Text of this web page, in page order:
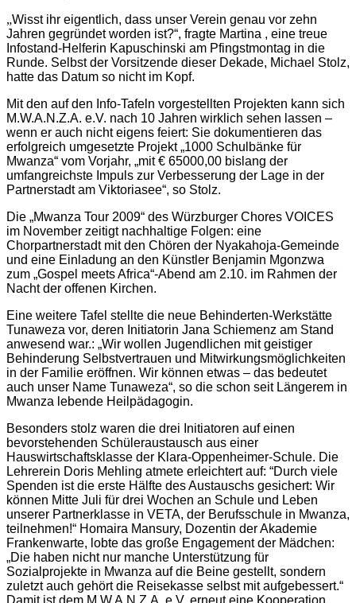
„Wisst ihr eigentlich, dass unser Verein genau vor zehn
Jahren gegründet worden ist?“, fragte Martina , eine treue
Infostand-Helferin Kapuschinski am Pfingstmontag in die
Runde. Selbst der Vorsitzende dieser Dekade, Michael Stolz,
hatte das Datum so nicht im Kopf.
Mit den auf den Info-Tafeln vorgestellten Projekten kann sich
M.W.A.N.Z.A. e.V. nach 10 Jahren wirklich sehen lassen –
wenn er auch nicht eigens feiert: Sie dokumentieren das
erfolgreich umgesetzte Projekt „1000 Schulbänke für
Mwanza“ vom Vorjahr, „mit € 65000,00 bislang der
umfangreichste Impuls zur Verbesserung der Lage in der
Partnerstadt am Viktoriasee“, so Stolz.
Die „Mwanza Tour 2009“ des Würzburger Chores VOICES
im November zeitigt nachhaltige Folgen: eine
Chorpartnerstadt mit den Chören der Nyakahoja-Gemeinde
und eine Einladung an den Künstler Benjamin Mgonzwa
zum „Gospel meets Africa“-Abend am 2.10. im Rahmen der
Nacht der offenen Kirchen.
Eine weitere Tafel stellte die neue Behinderten-Werkstätte
Tunaweza vor, deren Initiatorin Jana Schiemenz am Stand
anwesend war.: „Wir wollen Jugendlichen mit geistiger
Behinderung Selbstvertrauen und Mitwirkungsmöglichkeiten
in der Familie eröffnen. Wir können etwas – das bedeutet
auch unser Name Tunaweza“, so die schon seit Längerem in
Mwanza lebende Heilpädagogin.
Besonders stolz waren die drei Initiatoren auf einen
bevorstehenden Schüleraustausch aus einer
Hauswirtschaftsklasse der Klara-Oppenheimer-Schule. Die
Lehrerein Doris Mehling atmete erleichtert auf: “Durch viele
Spenden ist die erste Hälfte des Austauschs gesichert: Wir
können Mitte Juli für drei Wochen an Schule und Leben
unserer Partnerklasse in VETA, der Berufsschule in Mwanza,
teilnehmen!“ Homaira Mansury, Dozentin der Akademie
Frankenwarte, lobte das große Engagement der Mädchen:
„Die haben nicht nur manche Unterstützung für
Sozialprojekte in Mwanza auf die Beine gestellt, sondern
zuletzt auch gehört die Reisekasse selbst mit aufgebessert.“
Damit ist dem M.W.A.N.Z.A. e.V. erneut eine Kooperation